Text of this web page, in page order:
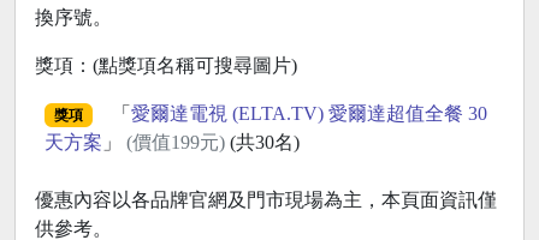
換序號。
獎項：(點獎項名稱可搜尋圖片)
獎項 「 愛爾達電視 (ELTA.TV) 愛爾達超值全餐 30
天方案 」 (價值199元) (共30名)
優惠內容以各品牌官網及門市現場為主，本頁面資訊僅
供參考。